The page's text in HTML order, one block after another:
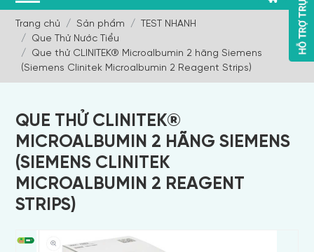
Trang chủ Sản phẩm
TEST NHANH
Que Thử Nước Tiểu
Que thử CLINITEK® Microalbumin 2 hãng Siemens
(Siemens Clinitek Microalbumin 2 Reagent Strips)
QUE THỬ CLINITEK®
MICROALBUMIN 2 HÃNG SIEMENS
(SIEMENS CLINITEK
MICROALBUMIN 2 REAGENT
STRIPS)